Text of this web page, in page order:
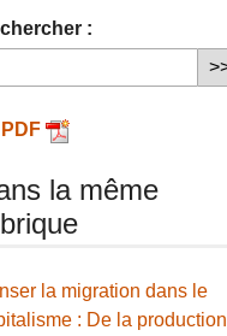
:
PDF
la même
la migration dans le
: De la production